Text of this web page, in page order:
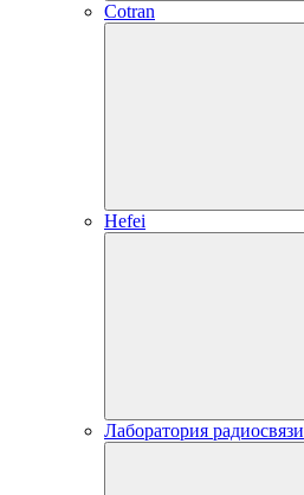
Cotran
Hefei
Лаборатория радиосвязи